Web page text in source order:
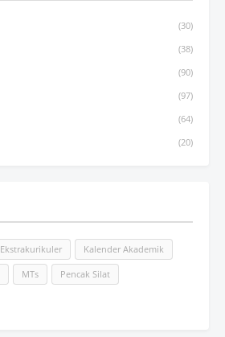
(30)
(38)
(90)
(97)
(64)
(20)
Ekstrakurikuler Kalender Akademik
MTs Pencak Silat